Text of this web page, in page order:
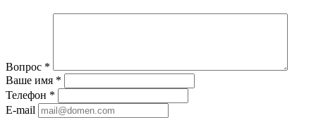
Вопрос *
Ваше имя *
Телефон *
E-mail